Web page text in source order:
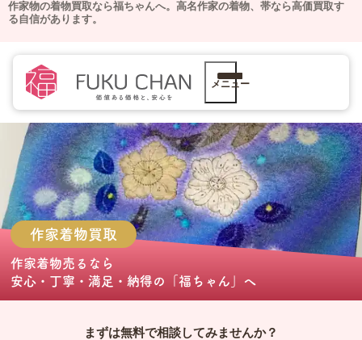
作家物の着物買取なら福ちゃんへ。高名作家の着物、帯なら高価買取す
る自信があります。
メニュー
作家着物買取
作家着物売る なら
安心・丁寧・満足・納得の
「福ちゃん」 へ
まずは無料で相談してみませんか？